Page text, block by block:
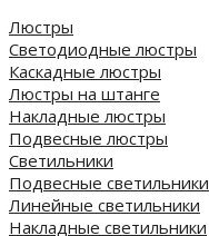
Люстры
Светодиодные люстры
Каскадные люстры
Люстры на штанге
Накладные люстры
Подвесные люстры
Светильники
Подвесные светильники
Линейные светильники
Накладные светильники